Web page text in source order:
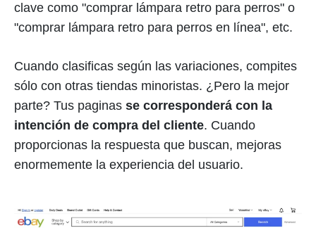
clave como "comprar lámpara retro para perros" o
"comprar lámpara retro para perros en línea", etc.
Cuando clasificas según las variaciones, compites
sólo con otras tiendas minoristas. ¿Pero la mejor
parte? Tus paginas se corresponderá con la
intención de compra del cliente. Cuando
proporcionas la respuesta que buscan, mejoras
enormemente la experiencia del usuario.